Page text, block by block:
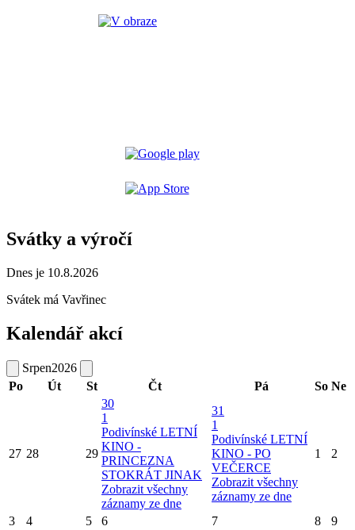
Svátky a výročí
Dnes je 10.8.2026
Svátek má Vavřinec
Kalendář akcí
Srpen2026
Po
Út St Čt Pá So Ne
27 28 29
30
1
Podivínské LETNÍ
KINO -
PRINCEZNA
STOKRÁT JINAK
Zobrazit všechny
záznamy ze dne
31
1
Podivínské LETNÍ
KINO - PO
VEČERCE
Zobrazit všechny
záznamy ze dne
1 2
3 4 5 6 7 8 9